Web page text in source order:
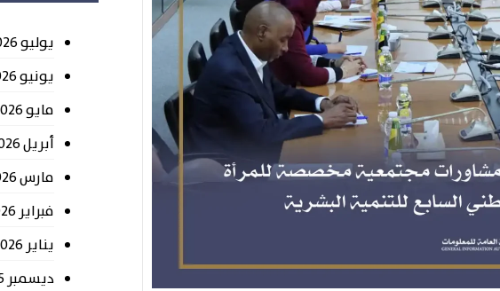
يوليو 2026
يونيو 2026
مايو 2026
أبريل 2026
مارس 2026
فبراير 2026
يناير 2026
ديسمبر 2025